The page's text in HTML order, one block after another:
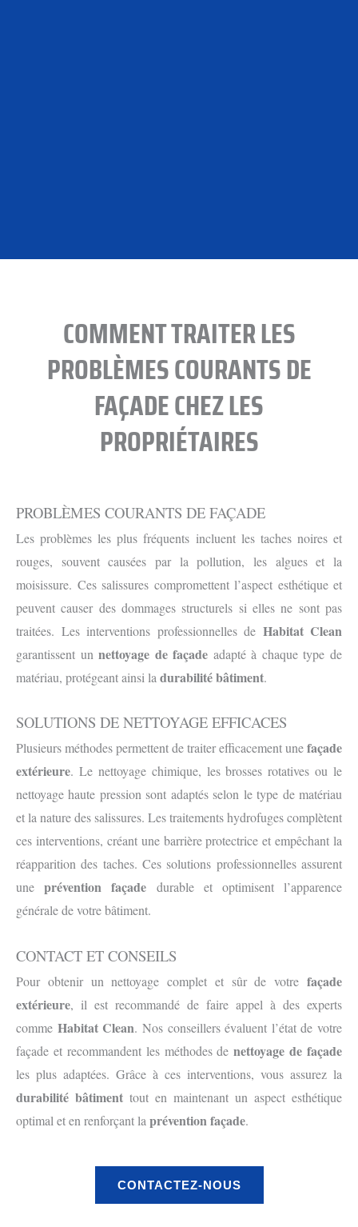
COMMENT TRAITER LES
PROBLÈMES COURANTS DE
FAÇADE CHEZ LES
PROPRIÉTAIRES
PROBLÈMES COURANTS DE FAÇADE
Les problèmes les plus fréquents incluent les taches noires et
rouges, souvent causées par la pollution, les algues et la
moisissure. Ces salissures compromettent l’aspect esthétique et
peuvent causer des dommages structurels si elles ne sont pas
traitées. Les interventions professionnelles de Habitat Clean
garantissent unnettoyage de façade adapté à chaque type de
matériau, protégeant ainsi la durabilité bâtiment.
SOLUTIONS DE NETTOYAGE EFFICACES
Plusieurs méthodes permettent de traiter efficacement unefaçade
extérieure. Le nettoyage chimique, les brosses rotatives ou le
nettoyage haute pression sont adaptés selon le type de matériau
et la nature des salissures. Les traitements hydrofuges complètent
ces interventions, créant une barrière protectrice et empêchant la
réapparition des taches. Ces solutions professionnelles assurent
uneprévention façade durable et optimisent l’apparence
générale de votre bâtiment.
CONTACT ET CONSEILS
Pour obtenir un nettoyage complet et sûr de votre façade
extérieure, il est recommandé de faire appel à des experts
comme Habitat Clean. Nos conseillers évaluent l’état de votre
façade et recommandent les méthodes denettoyage de façade
les plus adaptées. Grâce à ces interventions, vous assurez la
durabilité bâtiment tout en maintenant un aspect esthétique
optimal et en renforçant la prévention façade.
CONTACTEZ-NOUS